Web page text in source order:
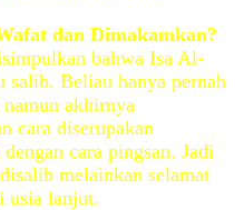
dan Dimakamkan?
bahwa Isa Al-
Beliau hanya pernah
akhirnya
cara diserupakan
cara pingsan. Jadi
melainkan selamat
usia lanjut.